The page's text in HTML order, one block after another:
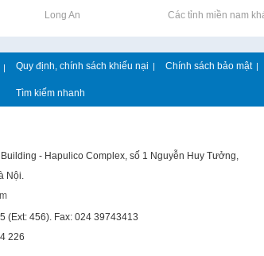
Rao vặt tại Long An Rao vặt tại Các tỉnh miền nam
| Quy định, chính sách khiếu nại | Chính sách bảo mật |
Tìm kiếm nhanh
- Hapulico Complex, số 1 Nguyễn Huy Tưởng,
Nội.
(Ext: 456). Fax: 024 39743413
226